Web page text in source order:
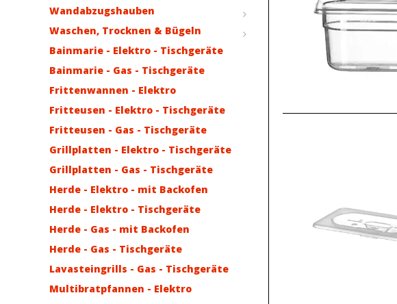
Wandabzugshauben
Waschen, Trocknen & Bügeln
Bainmarie - Elektro - Tischgeräte
Bainmarie - Gas - Tischgeräte
Frittenwannen - Elektro
Fritteusen - Elektro - Tischgeräte
Fritteusen - Gas - Tischgeräte
Grillplatten - Elektro - Tischgeräte
Grillplatten - Gas - Tischgeräte
Herde - Elektro - mit Backofen
Herde - Elektro - Tischgeräte
Herde - Gas - mit Backofen
Herde - Gas - Tischgeräte
Lavasteingrills - Gas - Tischgeräte
Multibratpfannen - Elektro